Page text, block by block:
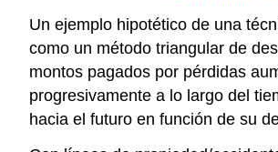
Un ejemplo hipotético de una
como un método triangular de
montos pagados por pérdidas
progresivamente a lo largo del
hacia el futuro en función de su